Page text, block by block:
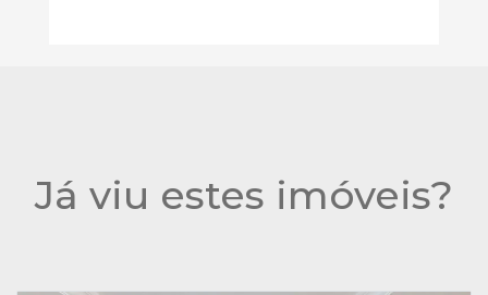
Já viu estes imóveis?